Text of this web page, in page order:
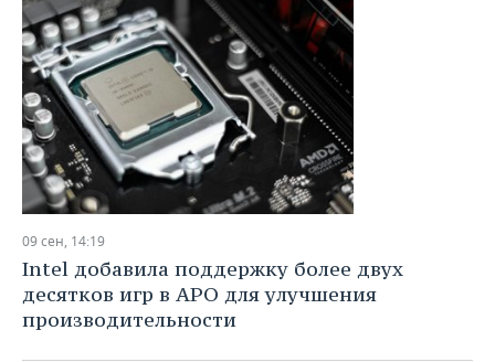
09 сен, 14:19
Intel добавила поддержку более двух
десятков игр в APO для улучшения
производительности